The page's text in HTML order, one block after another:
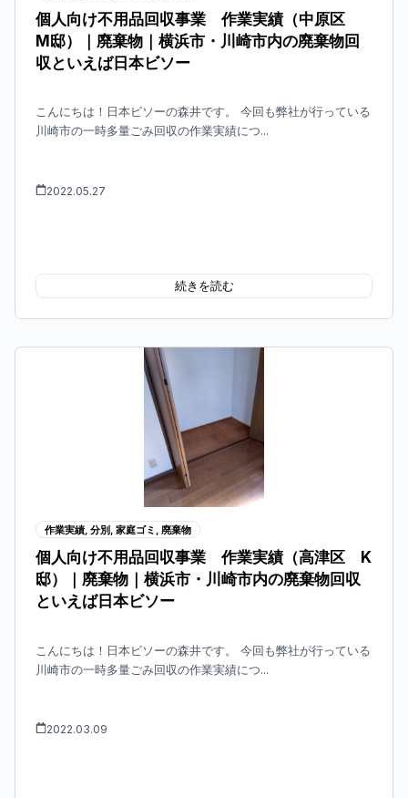
個人向け不用品回収事業 作業実績（中原区
M邸）｜廃棄物｜横浜市・川崎市内の廃棄物回
収といえば日本ビソー
こんにちは！日本ビソーの森井です。 今回も弊社が行っている
川崎市の一時多量ごみ回収の作業実績につ...
2022.05.27
続きを読む
作業実績, 分別, 家庭ゴミ 廃棄物
個人向け不用品回収事業 作業実績（高津区 K
邸）｜廃棄物｜横浜市・川崎市内の廃棄物回収
といえば日本ビソー
こんにちは！日本ビソーの森井です。 今回も弊社が行っている
川崎市の一時多量ごみ回収の作業実績につ...
2022.03.09